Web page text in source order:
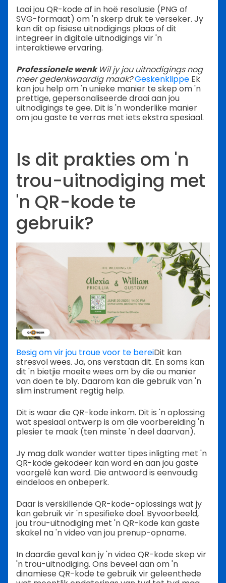
Laai jou QR-kode af in hoë resolusie (PNG of
SVG-formaat) om 'n skerp druk te verseker. Jy
kan dit op fisiese uitnodigings plaas of dit
integreer in digitale uitnodigings vir 'n
interaktiewe ervaring.
Professionele wenkWil jy jou uitnodigings nog
meer gedenkwaardig maak?Geskenklippe Ek
kan jou help om 'n unieke manier te skep om 'n
prettige, gepersonaliseerde draai aan jou
uitnodigings te gee. Dit is 'n wonderlike manier
om jou gaste te verras met iets ekstra spesiaal.
Is dit prakties om 'n
trou-uitnodiging met
'n QR-kode te
gebruik?
Besig om vir jou troue voor te bereiDit kan
stresvol wees. Ja, ons verstaan dit. En soms kan
dit 'n bietjie moeite wees om by die ou manier
van doen te bly. Daarom kan die gebruik van 'n
slim instrument regtig help.
Dit is waar die QR-kode inkom. Dit is 'n oplossing
wat spesiaal ontwerp is om die voorbereiding 'n
plesier te maak (ten minste 'n deel daarvan).
Jy mag dalk wonder watter tipes inligting met 'n
QR-kode gekodeer kan word en aan jou gaste
voorgelê kan word. Die antwoord is eenvoudig
eindeloos en onbeperk.
Daar is verskillende QR-kode-oplossings wat jy
kan gebruik vir 'n spesifieke doel. Byvoorbeeld,
jou trou-uitnodiging met 'n QR-kode kan gaste
skakel na 'n video van jou prenup-opname.
In daardie geval kan jy 'n video QR-kode skep vir
'n trou-uitnodiging. Ons beveel aan om 'n
dinamiese QR-kode te gebruik vir geleenthede